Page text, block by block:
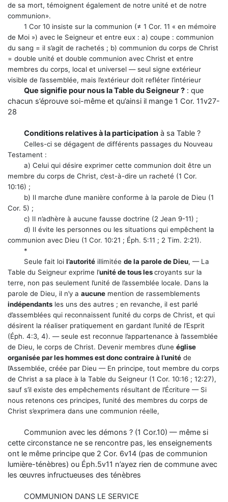
de sa mort, témoignent également de notre unité et de notre
communion».
1 Cor 10 insiste sur la communion (≠ 1 Cor. 11 « en mémoire
de Moi ») avec le Seigneur et entre eux : a) coupe : communion
du sang = il s’agit de rachetés ; b) communion du corps de Christ
= double unité et double communion avec Christ et entre
membres du corps, local et universel — seul signe extérieur
visible de l’assemblée, mais l’extérieur doit refléter l’intérieur
Que signifie pour nous la Table du Seigneur ? : que
chacun s’éprouve soi-même et qu’ainsi il mange 1 Cor. 11v27-
28
Conditions relatives à la participation à sa Table ?
Celles-ci se dégagent de différents passages du Nouveau
Testament :
a) Celui qui désire exprimer cette communion doit être un
membre du corps de Christ, c’est-à-dire un racheté (1 Cor.
10:16) ;
b) Il marche d’une manière conforme à la parole de Dieu (1
Cor. 5) ;
c) Il n’adhère à aucune fausse doctrine (2 Jean 9-11) ;
d) Il évite les personnes ou les situations qui empêchent la
communion avec Dieu (1 Cor. 10:21 ; Éph. 5:11 ; 2 Tim. 2:21).
*
Seule fait loi l’autorité illimitée de la parole de Dieu, — La
Table du Seigneur exprime l’unité de tous lescroyants sur la
terre, non pas seulement l’unité de l’assemblée locale. Dans la
parole de Dieu, il n’y a aucune mention de rassemblements
indépendants les uns des autres ; en revanche, il est parlé
d’assemblées qui reconnaissent l’unité du corps de Christ, et qui
désirent la réaliser pratiquement en gardant l’unité de l’Esprit
(Éph. 4:3, 4). — seule est reconnue l’appartenance à l’assemblée
de Dieu, le corps de Christ. Devenir membres d’une église
organisée par les hommes est donc contraire à l’unité de
l’Assemblée, créée par Dieu — En principe, tout membre du corps
de Christ a sa place à la Table du Seigneur (1 Cor. 10:16 ; 12:27),
sauf s’il existe des empêchements résultant de l’Écriture — Si
nous retenons ces principes, l’unité des membres du corps de
Christ s’exprimera dans une communion réelle,
Communion avec les démons ? (1 Cor.10) — même si
cette circonstance ne se rencontre pas, les enseignements
ont le même principe que 2 Cor. 6v14 (pas de communion
lumière-ténèbres) ou Éph.5v11 n’ayez rien de commune avec
les œuvres infructueuses des ténèbres
COMMUNION DANS LE SERVICE